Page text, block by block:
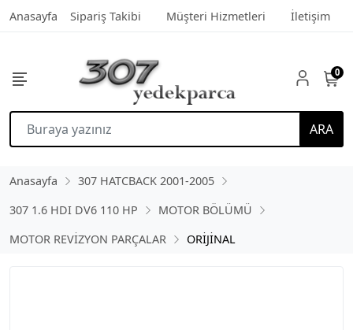
Anasayfa Sipariş Takibi Müşteri Hizmetleri İletişim
ARA
0
Anasayfa
307 HATCBACK 2001-2005
307 1.6 HDI DV6 110 HP
MOTOR BÖLÜMÜ
MOTOR REVİZYON PARÇALAR
ORİJİNAL